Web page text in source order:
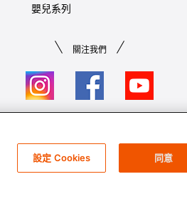
嬰兒系列
關注我們
設定 Cookies 同意